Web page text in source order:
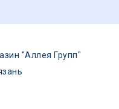
"Аллея Групп"